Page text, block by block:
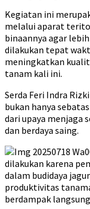
Kegiatan ini
melalui aparat
binaannya agar
dilakukan tepat
meningkatkan
tanam kali ini.
Serda Feri Indra
bukan hanya
dari upaya menjaga
dan berdaya saing.
dilakukan karena
dalam budidaya
produktivitas
berdampak